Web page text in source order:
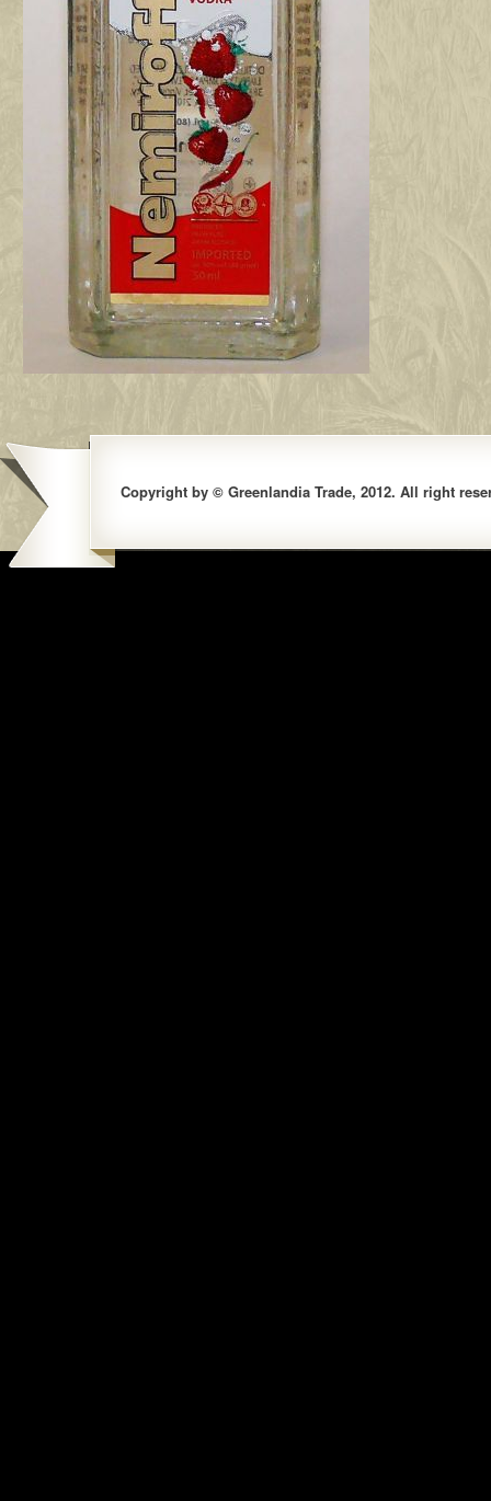
Copyright by © Greenlandia Trade, 2012. All right